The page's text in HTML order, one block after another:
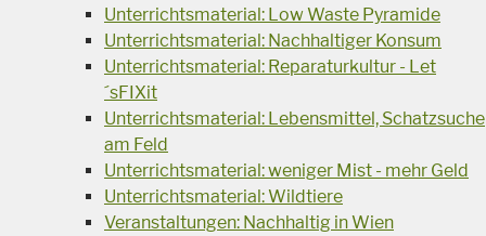
Unterrichtsmaterial: Low Waste Pyramide
Unterrichtsmaterial: Nachhaltiger Konsum
Unterrichtsmaterial: Reparaturkultur - Let
´sFIXit
Unterrichtsmaterial: Lebensmittel, Schatzsuche
am Feld
Unterrichtsmaterial: weniger Mist - mehr Geld
Unterrichtsmaterial: Wildtiere
Veranstaltungen: Nachhaltig in Wien